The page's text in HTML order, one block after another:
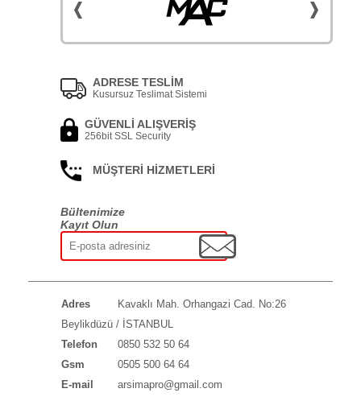
ADRESE TESLİM
Kusursuz Teslimat Sistemi
GÜVENLİ ALIŞVERİŞ
256bit SSL Security
MÜŞTERİ HİZMETLERİ
Bültenimize
Kayıt Olun
Adres
Kavaklı Mah. Orhangazi Cad. No:26
Beylikdüzü / İSTANBUL
Telefon
0850 532 50 64
Gsm
0505 500 64 64
E-mail
arsimapro@gmail.com